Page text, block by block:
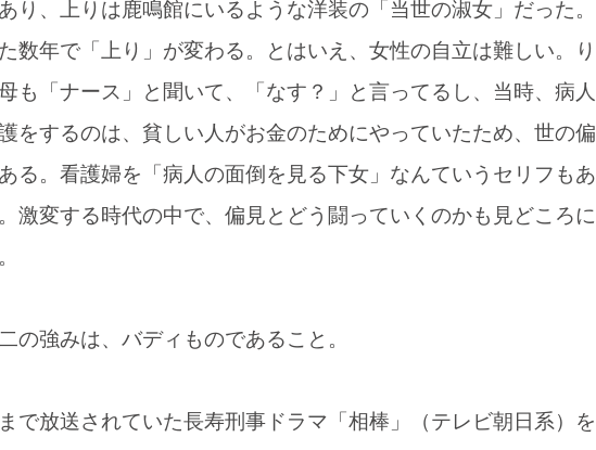
り、上りは鹿鳴館にいるような洋装の「当世の淑女」だった。
数年で「上り」が変わる。とはいえ、女性の自立は難しい。り
も「ナース」と聞いて、「なす？」と言ってるし、当時、病人
をするのは、貧しい人がお金のためにやっていたため、世の偏
る。看護婦を「病人の面倒を見る下女」なんていうセリフもあ
激変する時代の中で、偏見とどう闘っていくのかも見どころに
の強みは、バディものであること。
で放送されていた長寿刑事ドラマ「相棒」（テレビ朝日系）を